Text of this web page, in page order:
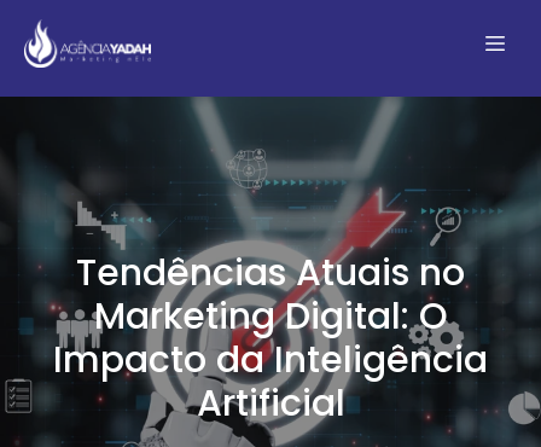
Tendências Atuais no
Marketing Digital: O
Impacto da Inteligência
Artificial